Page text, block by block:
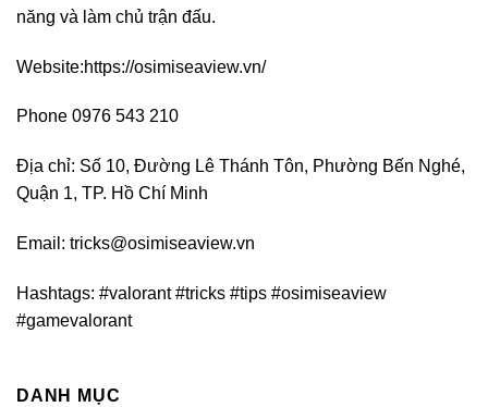
năng và làm chủ trận đấu.
Website:https://osimiseaview.vn/
Phone 0976 543 210
Địa chỉ: Số 10, Đường Lê Thánh Tôn, Phường Bến Nghé,
Quận 1, TP. Hồ Chí Minh
Email: tricks@osimiseaview.vn
Hashtags: #valorant #tricks #tips #osimiseaview
#gamevalorant
DANH MỤC